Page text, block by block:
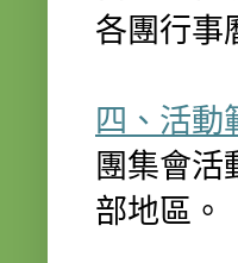
各團行事
四、活動
團集會活
部地區。